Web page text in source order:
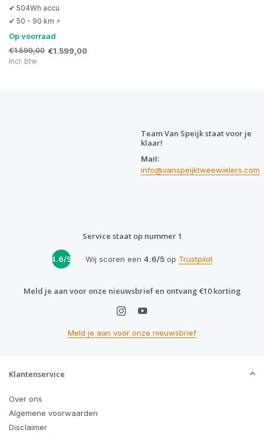
✔ 504Wh accu
✔ 50 - 90 km ⚡
Op voorraad
€1.599,00 €1.599,00
Incl. btw
Team Van Speijk staat voor je
klaar!
Mail:
info@vanspeijktweewielers.com
Service staat op nummer 1
4.6/5 Wij scoren een 4.6/5op Trustpilot
Meld je aan voor onze nieuwsbrief en ontvang €10 korting
Meld je aan voor onze nieuwsbrief
Klantenservice
Over ons
Algemene voorwaarden
Disclaimer